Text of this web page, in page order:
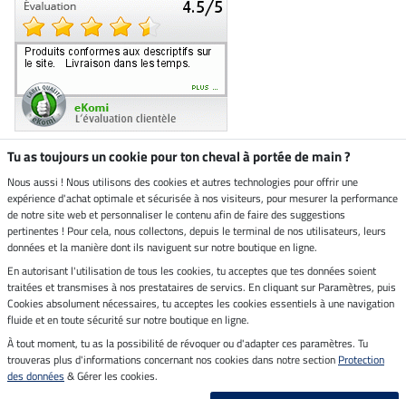
Boutique climatiquement
neutre
Livraison par
Paiement sécurisé
Mentions légales
Tu as toujours un cookie pour ton cheval à portée de main ?
Nous aussi ! Nous utilisons des cookies et autres technologies pour offrir une
expérience d'achat optimale et sécurisée à nos visiteurs, pour mesurer la performance
de notre site web et personnaliser le contenu afin de faire des suggestions
pertinentes ! Pour cela, nous collectons, depuis le terminal de nos utilisateurs, leurs
données et la manière dont ils naviguent sur notre boutique en ligne.
En autorisant l'utilisation de tous les cookies, tu acceptes que tes données soient
traitées et transmises à nos prestataires de servics. En cliquant sur Paramètres, puis
Cookies absolument nécessaires, tu acceptes les cookies essentiels à une navigation
fluide et en toute sécurité sur notre boutique en ligne.
À tout moment, tu as la possibilité de révoquer ou d'adapter ces paramètres. Tu
trouveras plus d'informations concernant nos cookies dans notre section Protection
des données & Gérer les cookies.